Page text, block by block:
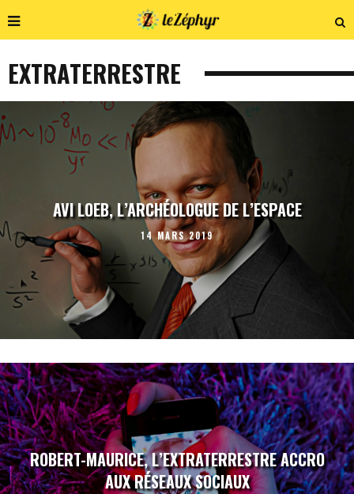
EXTRATERRESTRE
AVI LOEB, L’ARCHÉOLOGUE DE L’ESPACE
14 MARS 2019
ROBERT-MAURICE, L’EXTRATERRESTRE ACCRO
AUX RÉSEAUX SOCIAUX